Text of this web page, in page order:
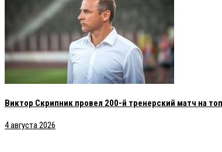
Виктор Скрипник провел 200-й тренерский матч на
4 августа 2026